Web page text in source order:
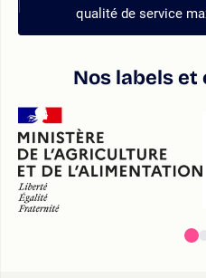
qualité de service
Nos labels